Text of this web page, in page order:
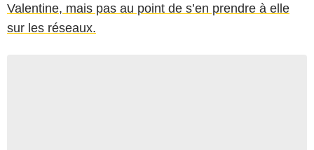
Valentine, mais pas au point de s’en prendre à elle
sur les réseaux.